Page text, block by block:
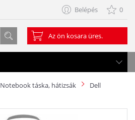
Belépés 0
Az ön kosara üres.
Notebook táska, hátizsák
Dell